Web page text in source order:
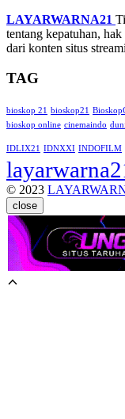
LAYARWARNA21
tentang kepatuhan,
dari konten situs
TAG
bioskop 21 bioskop21
bioskop online cinemaindo
IDLIX21 IDNXXI INDOFILM
© 2023
close